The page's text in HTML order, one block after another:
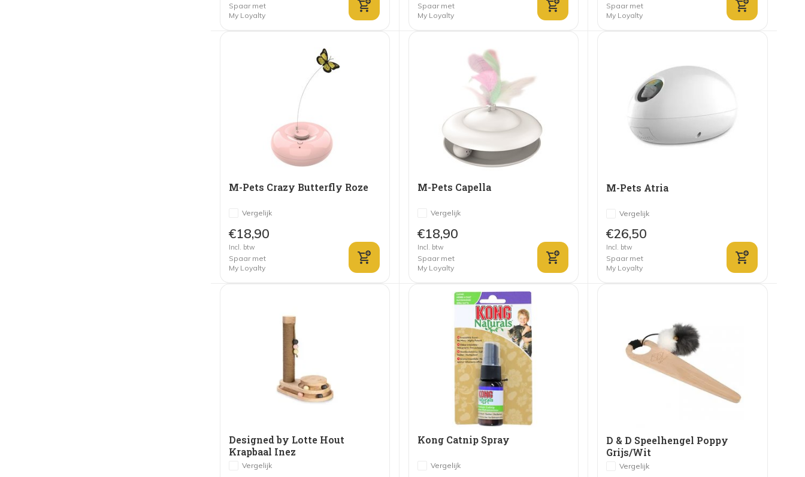
Spaar met
My Loyalty
Spaar met
My Loyalty
Spaar met
My Loyalty
M-Pets Crazy Butterfly Roze
Vergelijk
€18,90
Incl. btw
Spaar met
My Loyalty
M-Pets Capella
Vergelijk
€18,90
Incl. btw
Spaar met
My Loyalty
M-Pets Atria
Vergelijk
€26,50
Incl. btw
Spaar met
My Loyalty
Designed by Lotte Hout
Krapbaal Inez
Vergelijk
Kong Catnip Spray
Vergelijk
D & D Speelhengel Poppy
Grijs/Wit
Vergelijk